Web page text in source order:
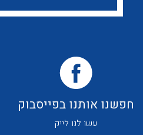
לכל מוצרי היצרן
חפשנו אותנו בפייסבוק
עשו לנו לייק